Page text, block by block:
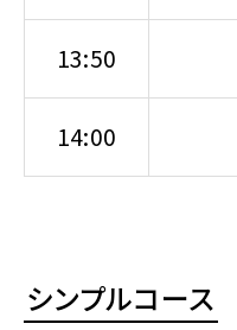
13:50
14:00
シンプルコース